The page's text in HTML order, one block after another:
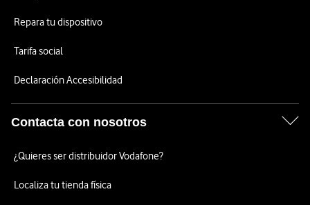
Repara tu dispositivo
Tarifa social
Declaración Accesibilidad
Contacta con nosotros
¿Quieres ser distribuidor Vodafone?
Localiza tu tienda física